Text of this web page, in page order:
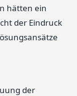
hätten ein
der Eindruck
der